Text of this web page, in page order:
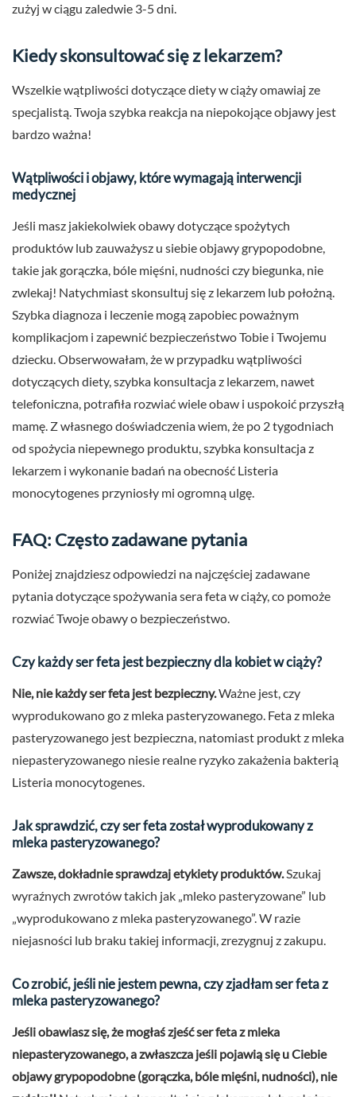
zużyj w ciągu zaledwie 3-5 dni.
Kiedy skonsultować się z lekarzem?
Wszelkie wątpliwości dotyczące diety w ciąży omawiaj ze
specjalistą. Twoja szybka reakcja na niepokojące objawy jest
bardzo ważna!
Wątpliwości i objawy, które wymagają interwencji
medycznej
Jeśli masz jakiekolwiek obawy dotyczące spożytych
produktów lub zauważysz u siebie objawy grypopodobne,
takie jak gorączka, bóle mięśni, nudności czy biegunka, nie
zwlekaj! Natychmiast skonsultuj się z lekarzem lub położną.
Szybka diagnoza i leczenie mogą zapobiec poważnym
komplikacjom i zapewnić bezpieczeństwo Tobie i Twojemu
dziecku. Obserwowałam, że w przypadku wątpliwości
dotyczących diety, szybka konsultacja z lekarzem, nawet
telefoniczna, potrafiła rozwiać wiele obaw i uspokoić przyszłą
mamę. Z własnego doświadczenia wiem, że po 2 tygodniach
od spożycia niepewnego produktu, szybka konsultacja z
lekarzem i wykonanie badań na obecność Listeria
monocytogenes przyniosły mi ogromną ulgę.
FAQ: Często zadawane pytania
Poniżej znajdziesz odpowiedzi na najczęściej zadawane
pytania dotyczące spożywania sera feta w ciąży, co pomoże
rozwiać Twoje obawy o bezpieczeństwo.
Czy każdy ser feta jest bezpieczny dla kobiet w ciąży?
Nie, nie każdy ser feta jest bezpieczny.Ważne jest, czy
wyprodukowano go z mleka pasteryzowanego. Feta z mleka
pasteryzowanego jest bezpieczna, natomiast produkt z mleka
niepasteryzowanego niesie realne ryzyko zakażenia bakterią
Listeria monocytogenes.
Jak sprawdzić, czy ser feta został wyprodukowany z
mleka pasteryzowanego?
Zawsze, dokładnie sprawdzaj etykiety produktów. Szukaj
wyraźnych zwrotów takich jak „mleko pasteryzowane” lub
„wyprodukowano z mleka pasteryzowanego”. W razie
niejasności lub braku takiej informacji, zrezygnuj z zakupu.
Co zrobić, jeśli nie jestem pewna, czy zjadłam ser feta z
mleka pasteryzowanego?
Jeśli obawiasz się, że mogłaś zjeść ser feta z mleka
niepasteryzowanego, a zwłaszcza jeśli pojawią się u Ciebie
objawy grypopodobne (gorączka, bóle mięśni, nudności), nie